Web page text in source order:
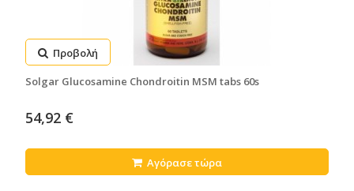
Προβολή
Solgar Glucosamine Chondroitin MSM tabs 60s
54,92 €
Αγόρασε τώρα